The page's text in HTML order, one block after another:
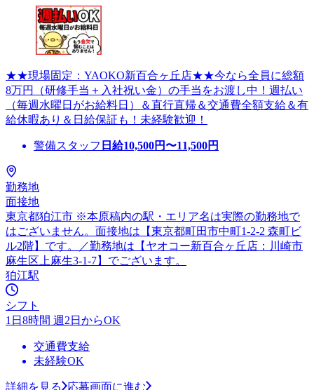
★★現場固定：YAOKO新百合ヶ丘店★★今なら全員に総額
8万円（研修手当＋入社祝い金）の手当をお渡し中！週払い
（毎週水曜日がお給料日）＆直行直帰＆交通費全額支給＆有
給休暇あり＆日給保証も！未経験歓迎！
警備スタッフ 日給10,500円〜11,500円
勤務地
面接地
東京都狛江市 ※本原稿内の駅・エリア名は実際の勤務地で
はございません。面接地は【東京都町田市中町1-2-2 森町ビ
ル2階】です。／勤務地は【ヤオコー新百合ヶ丘店：川崎市
麻生区上麻生3-1-7】でございます。
狛江駅
シフト
1日8時間 週2日からOK
交通費支給
未経験OK
詳細を見る 応募画面に進む